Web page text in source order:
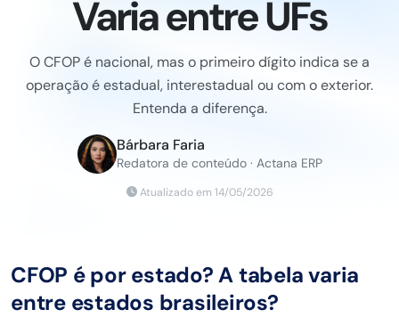
Varia entre UFs
O CFOP é nacional, mas o primeiro dígito indica se a
operação é estadual, interestadual ou com o exterior.
Entenda a diferença.
Bárbara Faria
Redatora de conteúdo · Actana ERP
Atualizado em 14/05/2026
CFOP é por estado? A tabela varia
entre estados brasileiros?